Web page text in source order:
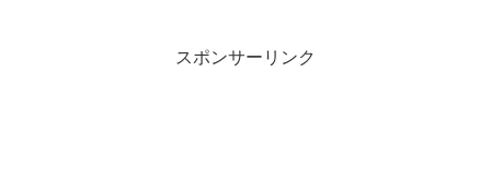
スポンサーリンク